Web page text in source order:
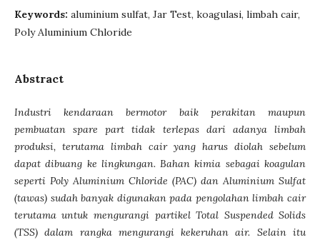
Keywords: aluminium sulfat, Jar Test, koagulasi, limbah cair,
Poly Aluminium Chloride
Abstract
Industri kendaraan bermotor baik perakitan maupun
pembuatan spare part tidak terlepas dari adanya limbah
produksi, terutama limbah cair yang harus diolah sebelum
dapat dibuang ke lingkungan. Bahan kimia sebagai koagulan
seperti Poly Aluminium Chloride (PAC) dan Aluminium Sulfat
(tawas) sudah banyak digunakan pada pengolahan limbah cair
terutama untuk mengurangi partikel Total Suspended Solids
(TSS) dalam rangka mengurangi kekeruhan air. Selain itu